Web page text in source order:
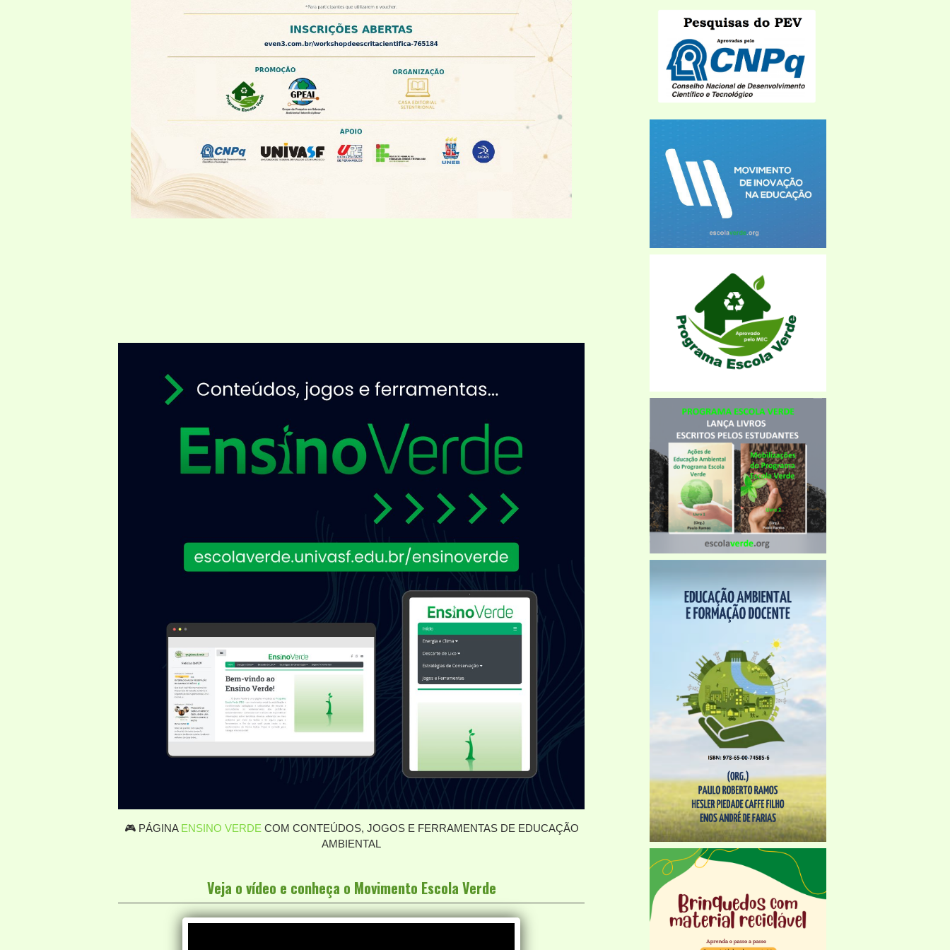
🎮 PÁGINA ENSINO VERDE COM CONTEÚDOS, JOGOS E FERRAMENTAS DE EDUCAÇÃO
AMBIENTAL
Veja o vídeo e conheça o Movimento Escola Verde